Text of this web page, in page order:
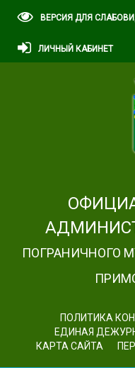
ВЕРСИЯ ДЛЯ
ЛИЧНЫЙ КАБИНЕТ
ПОГРАНИЧНОГО
ПОЛИТИКА
ЕДИНАЯ
КАРТА САЙТА